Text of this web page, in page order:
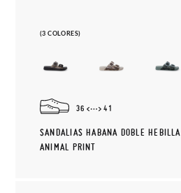
(3 COLORES)
36 41
SANDALIAS HABANA DOBLE HEBILLA
ANIMAL PRINT